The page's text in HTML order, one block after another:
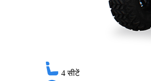
4 सीटें